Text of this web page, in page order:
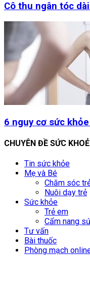
Cô thu ngân tóc
6 nguy cơ sức
CHUYÊN ĐỀ SỨC KHOẺ
Tin sức khỏe
Mẹ và Bé
Chăm sóc
Nuôi dạy trẻ
Sức khỏe
Trẻ em
Cẩm nang
Tư vấn
Bài thuốc
Phòng mạch